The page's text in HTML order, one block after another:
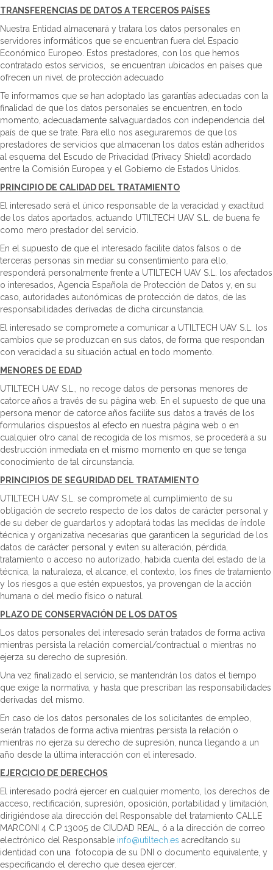
TRANSFERENCIAS DE DATOS A TERCEROS PAÍSES
Nuestra Entidad almacenará y tratara los datos personales en
servidores informáticos que se encuentran fuera del Espacio
Económico Europeo. Estos prestadores, con los que hemos
contratado estos servicios, se encuentran ubicados en países que
ofrecen un nivel de protección adecuado
Te informamos que se han adoptado las garantías adecuadas con la
finalidad de que los datos personales se encuentren, en todo
momento, adecuadamente salvaguardados con independencia del
país de que se trate. Para ello nos aseguraremos de que los
prestadores de servicios que almacenan los datos están adheridos
al esquema del Escudo de Privacidad (Privacy Shield) acordado
entre la Comisión Europea y el Gobierno de Estados Unidos.
PRINCIPIO DE CALIDAD DEL TRATAMIENTO
El interesado será el único responsable de la veracidad y exactitud
de los datos aportados, actuando UTILTECH UAV S.L. de buena fe
como mero prestador del servicio.
En el supuesto de que el interesado facilite datos falsos o de
terceras personas sin mediar su consentimiento para ello,
responderá personalmente frente a UTILTECH UAV S.L. los afectados
o interesados, Agencia Española de Protección de Datos y, en su
caso, autoridades autonómicas de protección de datos, de las
responsabilidades derivadas de dicha circunstancia.
El interesado se compromete a comunicar a UTILTECH UAV S.L. los
cambios que se produzcan en sus datos, de forma que respondan
con veracidad a su situación actual en todo momento.
MENORES DE EDAD
UTILTECH UAV S.L., no recoge datos de personas menores de
catorce años a través de su página web. En el supuesto de que una
persona menor de catorce años facilite sus datos a través de los
formularios dispuestos al efecto en nuestra página web o en
cualquier otro canal de recogida de los mismos, se procederá a su
destrucción inmediata en el mismo momento en que se tenga
conocimiento de tal circunstancia.
PRINCIPIOS DE SEGURIDAD DEL TRATAMIENTO
UTILTECH UAV S.L. se compromete al cumplimiento de su
obligación de secreto respecto de los datos de carácter personal y
de su deber de guardarlos y adoptará todas las medidas de índole
técnica y organizativa necesarias que garanticen la seguridad de los
datos de carácter personal y eviten su alteración, pérdida,
tratamiento o acceso no autorizado, habida cuenta del estado de la
técnica, la naturaleza, el alcance, el contexto, los fines de tratamiento
y los riesgos a que estén expuestos, ya provengan de la acción
humana o del medio físico o natural.
PLAZO DE CONSERVACIÓN DE LOS DATOS
Los datos personales del interesado serán tratados de forma activa
mientras persista la relación comercial/contractual o mientras no
ejerza su derecho de supresión.
Una vez finalizado el servicio, se mantendrán los datos el tiempo
que exige la normativa, y hasta que prescriban las responsabilidades
derivadas del mismo.
En caso de los datos personales de los solicitantes de empleo,
serán tratados de forma activa mientras persista la relación o
mientras no ejerza su derecho de supresión, nunca llegando a un
año desde la última interacción con el interesado.
EJERCICIO DE DERECHOS
El interesado podrá ejercer en cualquier momento, los derechos de
acceso, rectificación, supresión, oposición, portabilidad y limitación,
dirigiéndose ala dirección del Responsable del tratamiento CALLE
MARCONI 4 C.P 13005 de CIUDAD REAL, ó a la dirección de correo
electrónico del Responsable info@utiltech.es acreditando su
identidad con una fotocopia de su DNI o documento equivalente, y
especificando el derecho que desea ejercer.